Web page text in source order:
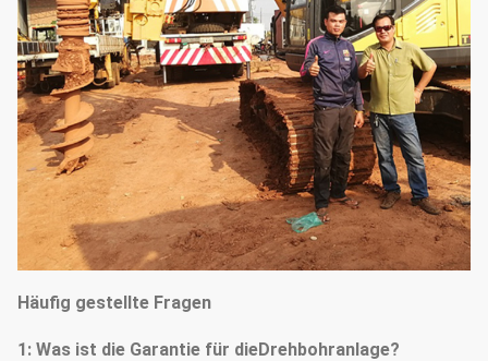
Häufig gestellte Fragen
1: Was ist die Garantie für dieDrehbohranlage?